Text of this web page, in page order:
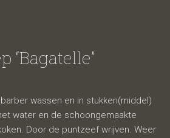
“Bagatelle”
wassen en in stukken(middel)
water en de schoongemaakte
Door de puntzeef wrijven. Weer